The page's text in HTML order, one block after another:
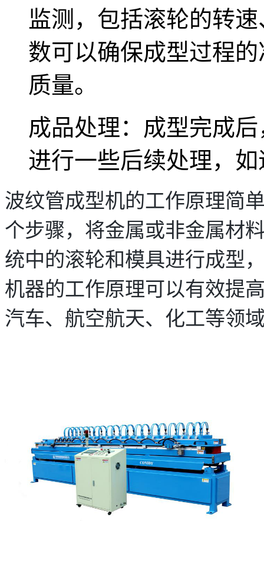
监测，包括滚轮的转
数可以确保成型过程
质量。
成品处理：成型完成
进行一些后续处理，
波纹管成型机的工作原理简
个步骤，将金属或非金属材
统中的滚轮和模具进行成型
机器的工作原理可以有效提
汽车、航空航天、化工等领